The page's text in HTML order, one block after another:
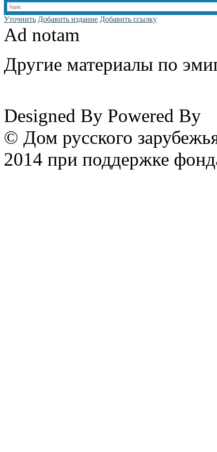
Уточнить Добавить издание Добавить ссылку
Ad notam
Другие материалы по
Designed By Powered By
© Дом русского
2014 при поддержке